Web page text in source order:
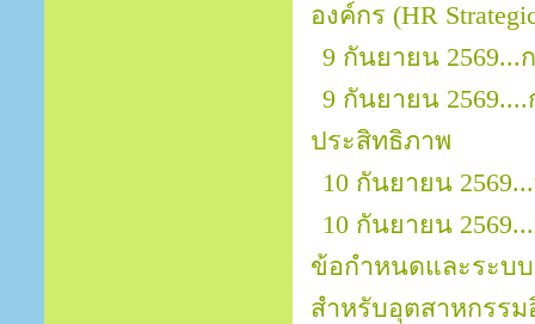
องค์กร (HR
9 กันยายน
9 กันยายน
ประสิทธิภาพ
10 กันยายน
10 กันยายน
ข้อกำหนดและระบบ
สำหรับอุตสาหกรรมอิ